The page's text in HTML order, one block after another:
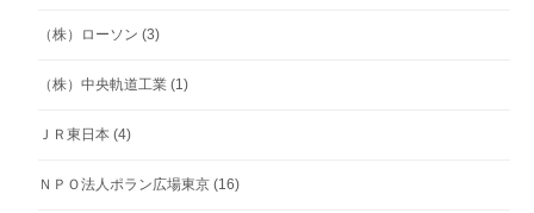
（株）ローソン (3)
（株）中央軌道工業 (1)
ＪＲ東日本 (4)
ＮＰＯ法人ポラン広場東京 (16)